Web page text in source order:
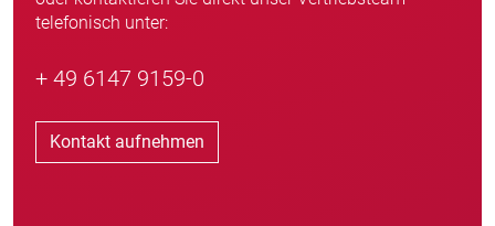
telefonisch unter:
+ 49 6147 9159-0
Kontakt aufnehmen